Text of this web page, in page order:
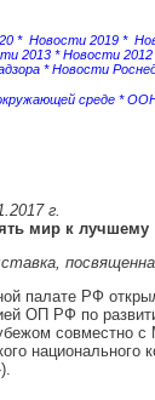
* Новости 2019*
2013 *Новости 2012
*Новости
среде*ООН
г.
мир к лучшему
палате РФ
ОП РФ по
совместно